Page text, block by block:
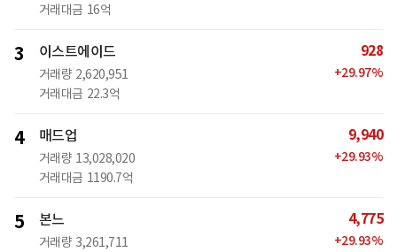
거래대금 16억
3 이스트에이드
거래량 2,620,951
거래대금 22.3억
928
+29.97%
4 매드업
거래량 13,028,020
거래대금 1190.7억
9,940
+29.93%
5 본느
거래량 3,261,711
4,775
+29.93%